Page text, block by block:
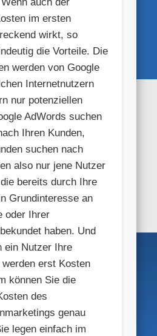
auch der
im ersten
wirkt, so
die Vorteile. Die
werden von Google
Internetnutzern
nur potenziellen
AdWords suchen
Ihren Kunden,
suchen nach
also nur jene Nutzer
die bereits durch Ihre
Grundinteresse an
oder Ihrer
haben. Und
ein Nutzer Ihre
erst Kosten
können Sie die
des
genau
legen einfach im